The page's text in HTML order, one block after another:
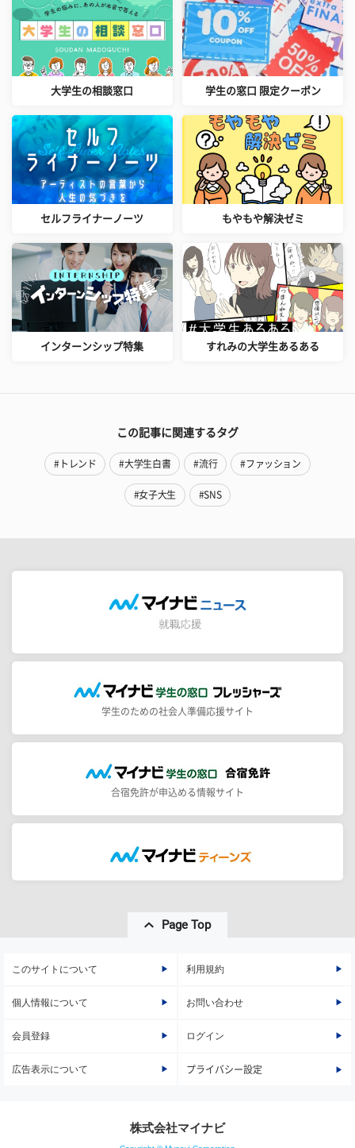
大学生の相談窓口 学生の窓口 限定クーポン
セルフライナーノーツ もやもや解決ゼミ
インターンシップ特集 すれみの大学生あるある
この記事に関連するタグ
#トレンド #大学生白書 #流行 #ファッション
#女子大生 #SNS
学生のための社会人準備応援サイト
合宿免許が申込める情報サイト
Page Top
このサイトについて 利用規約
個人情報について お問い合わせ
会員登録 ログイン
広告表示について プライバシー設定
株式会社マイナビ